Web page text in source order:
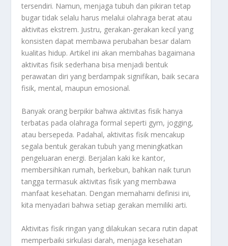
tersendiri. Namun, menjaga tubuh dan pikiran tetap
bugar tidak selalu harus melalui olahraga berat atau
aktivitas ekstrem. Justru, gerakan-gerakan kecil yang
konsisten dapat membawa perubahan besar dalam
kualitas hidup. Artikel ini akan membahas bagaimana
aktivitas fisik sederhana bisa menjadi bentuk
perawatan diri yang berdampak signifikan, baik secara
fisik, mental, maupun emosional.
Banyak orang berpikir bahwa aktivitas fisik hanya
terbatas pada olahraga formal seperti gym, jogging,
atau bersepeda. Padahal, aktivitas fisik mencakup
segala bentuk gerakan tubuh yang meningkatkan
pengeluaran energi. Berjalan kaki ke kantor,
membersihkan rumah, berkebun, bahkan naik turun
tangga termasuk aktivitas fisik yang membawa
manfaat kesehatan. Dengan memahami definisi ini,
kita menyadari bahwa setiap gerakan memiliki arti.
Aktivitas fisik ringan yang dilakukan secara rutin dapat
memperbaiki sirkulasi darah, menjaga kesehatan